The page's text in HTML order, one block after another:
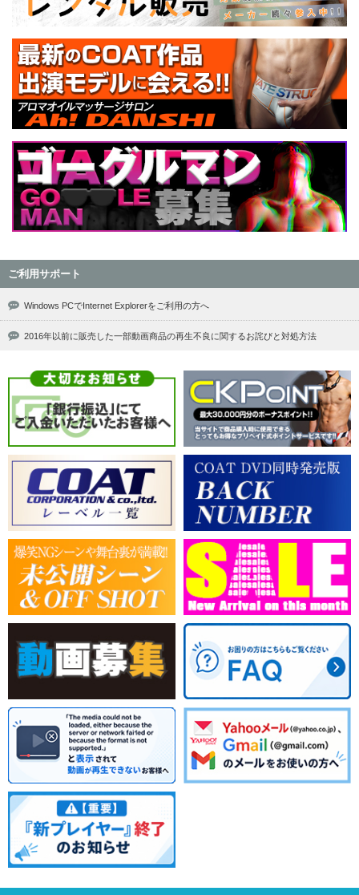
ご利用サポート
Windows PCでInternet Explorerをご利用の方へ
2016年以前に販売した一部動画商品の再生不良に関するお詫びと対処方法